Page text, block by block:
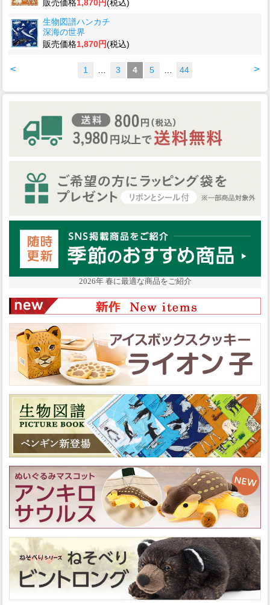
販売価格1,870円(税込)
生物図譜ハンカチ
深海の世界
販売価格1,870円(税込)
< >
1 3 4 5 44